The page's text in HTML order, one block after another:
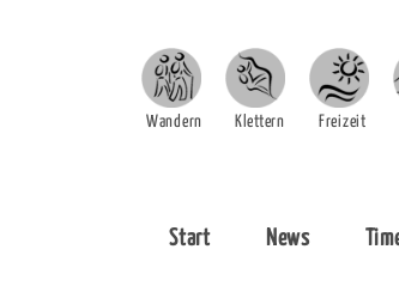
Wandern Klettern Freizeit
Start News